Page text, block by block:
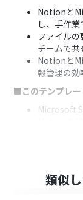
Notionと
し、手作
ファイル
チームで
Notionと
報管理の効
■このテンプレー
Microsoft
■フローボット
類似